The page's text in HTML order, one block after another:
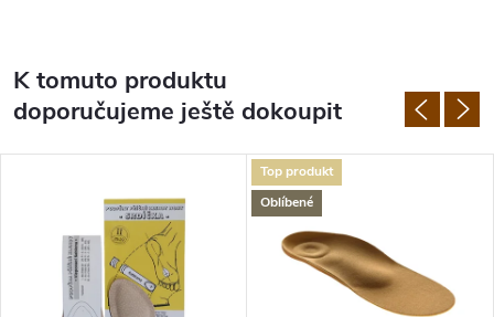
K tomuto produktu
doporučujeme ještě dokoupit
Top produkt
Oblíbené